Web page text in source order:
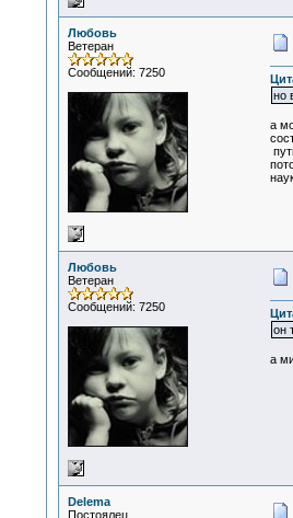
Любовь
Ветеран
Сообщений: 7250
но
а
Любовь
Ветеран
Сообщений: 7250
он
а
Delema
Постоялец